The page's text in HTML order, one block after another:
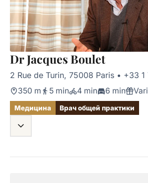
Dr Jacques Boulet
2 Rue de Turin, 75008 Paris • +33 1
350 m 5 min 4 min 6 min
Медицина Врач общей практики